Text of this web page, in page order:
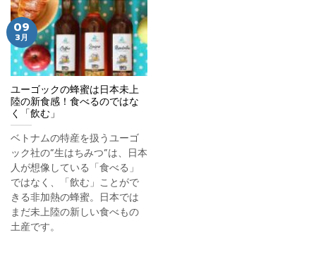
ユーゴックの蜂蜜は日本未上
陸の新食感！食べるのではな
く「飲む」
ベトナムの特産を扱うユーゴ
ック社の“生はちみつ”は、日本
人が想像している「食べる」
ではなく、「飲む」ことがで
きる非加熱の蜂蜜。日本では
まだ未上陸の新しい食べもの
土産です。
09
3月